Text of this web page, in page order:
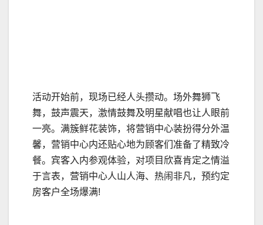
活动开始前，现场已经人头攒动。场外舞狮飞
舞，鼓声震天，激情鼓舞及明星献唱也让人眼前
一亮。满簇鲜花装饰，将营销中心装扮得分外温
馨，营销中心内还贴心地为顾客们准备了精致冷
餐。宾客入内参观体验，对项目欣喜肯定之情溢
于言表，营销中心人山人海、热闹非凡，预约定
房客户全场爆满!